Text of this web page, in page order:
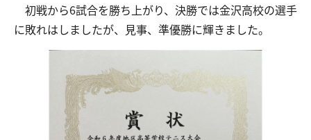
交通アクセス お問い合わせ
初戦から6試合を勝ち上がり、決勝では金沢高校の選手
に敗れはしましたが、見事、準優勝に輝きました。